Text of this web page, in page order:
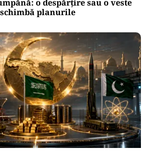
o despărțire sau o veste
planurile